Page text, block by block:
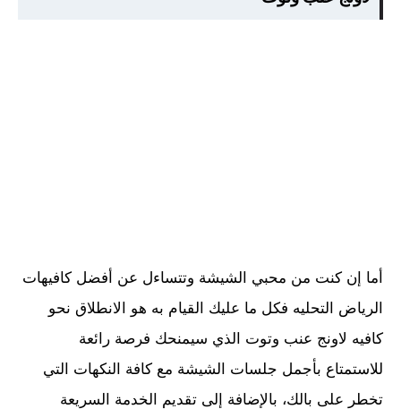
أما إن كنت من محبي الشيشة وتتساءل عن أفضل كافيهات
الرياض التحليه فكل ما عليك القيام به هو الانطلاق نحو
كافيه لاونج عنب وتوت الذي سيمنحك فرصة رائعة
للاستمتاع بأجمل جلسات الشيشة مع كافة النكهات التي
تخطر على بالك، بالإضافة إلى تقديم الخدمة السريعة